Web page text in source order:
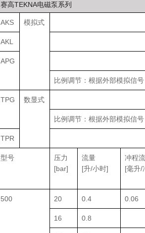
赛高TEKNA电磁泵系列
AKS 模拟式
AKL
APG
比例调节：根据外部模拟信
TPG 数显式
比例调节：根据外部模拟信
TPR
型号
压力
[bar]
流量
[升/小时]
冲程
[毫升/
500 20 0.4 0.06
16 0.8